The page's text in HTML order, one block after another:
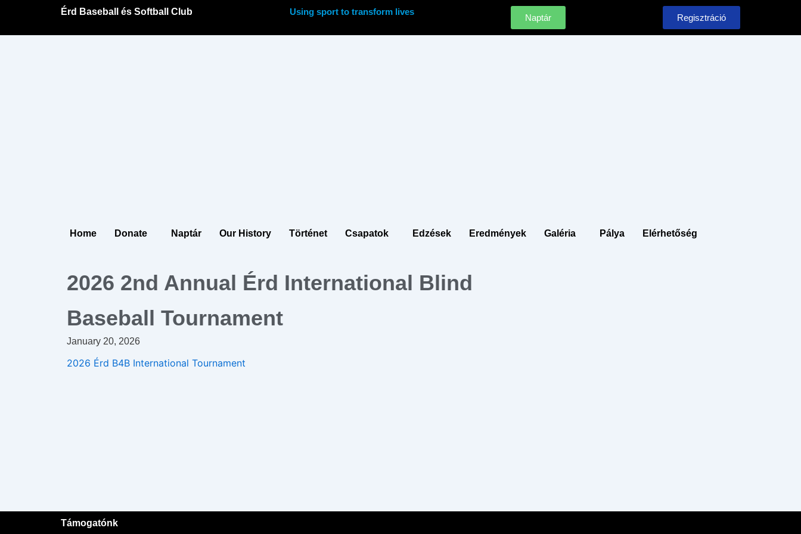
content
Érd Baseball és Softball Club Using sport to transform lives
Naptár Regisztráció
Home Donate Naptár Our History Történet Csapatok Edzések Eredmények Galéria Pálya Elérhetőség
2026 2nd Annual Érd International Blind
Baseball Tournament
January 20, 2026
2026 Érd B4B International Tournament
Támogatónk